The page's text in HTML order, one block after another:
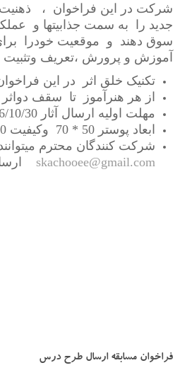
شرکت در این فراخوان ، ذهنیت
جدید را به سمت جذابیتها و
سوق دهند و موقعیت خودرا برای
آموزش و پرورش ،تعریف وتثبیت
تکنیک خلق اثر در این
از هر هنرآموز تا سقف دواثر
مهلت اولیه ارسال آثار 96/10/30 میباشد.
ابعاد پوستر 50 * 70 وکیفیت 300
شرکت کنندگان محترم
skachooee@gmail.com
فراخوان مسابقه ارسال طرح درس